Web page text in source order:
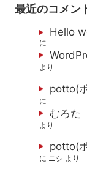
最近のコメン
Hello
に
より
potto(
に
むろた
より
potto(
に ニシ より